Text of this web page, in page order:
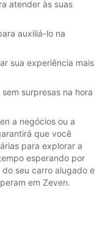
atender às suas
auxiliá-lo na
sua experiência mais
surpresas na hora
a negócios ou a
que você
para explorar a
esperando por
seu carro alugado e
em Zeven.